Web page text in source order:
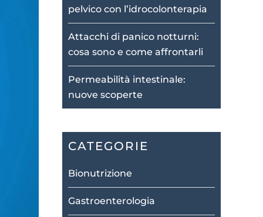
pelvico con l’idrocolonterapia
Attacchi di panico notturni:
cosa sono e come affrontarli
Permeabilità intestinale:
nuove scoperte
CATEGORIE
Bionutrizione
Gastroenterologia